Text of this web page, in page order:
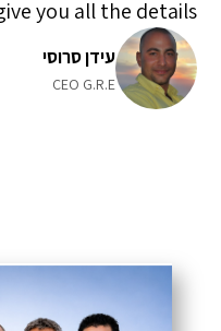
you all the details!
עידן סרוסי
CEO G.R.E